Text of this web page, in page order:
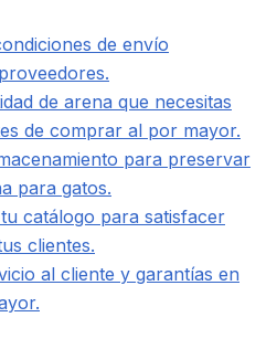
de envío
de arena que necesitas
de comprar al por mayor.
para preservar
para gatos.
catálogo para satisfacer
clientes.
al cliente y garantías en